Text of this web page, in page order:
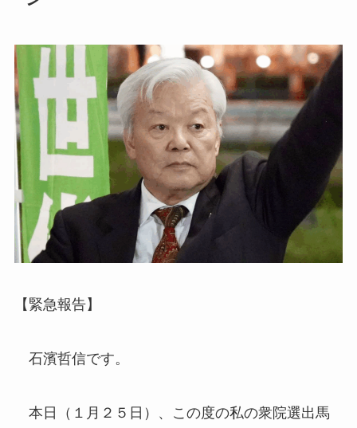
【緊急報告】
石濱哲信です。
本日（１月２５日）、この度の私の衆院選出馬